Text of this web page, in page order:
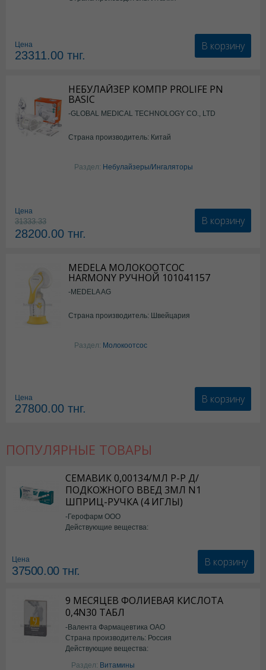
Цена
23311.00 тнг.
В корзину
НЕБУЛАЙЗЕР КОМПР PROLIFE PN
BASIC
-GLOBAL MEDICAL TECHNOLOGY CO., LTD
Страна производитель: Китай
Раздел: Небулайзеры/Ингаляторы
Цена
31333.33
28200.00 тнг.
В корзину
MEDELA МОЛОКООТСОС
HARMONY РУЧНОЙ 101041157
-MEDELA AG
Страна производитель: Швейцария
Раздел: Молокоотсос
Цена
27800.00 тнг.
В корзину
ПОПУЛЯРНЫЕ ТОВАРЫ
СЕМАВИК 0,00134/МЛ Р-Р Д/
ПОДКОЖНОГО ВВЕД 3МЛ N1
ШПРИЦ-РУЧКА (4 ИГЛЫ)
-Герофарм ООО
Действующие вещества:
Цена
37500.00тнг.
В корзину
9 МЕСЯЦЕВ ФОЛИЕВАЯ КИСЛОТА
0,4N30 ТАБЛ
-Валента Фармацевтика ОАО
Страна производитель: Россия
Действующие вещества:
фолиевая кислота
Раздел: Витамины